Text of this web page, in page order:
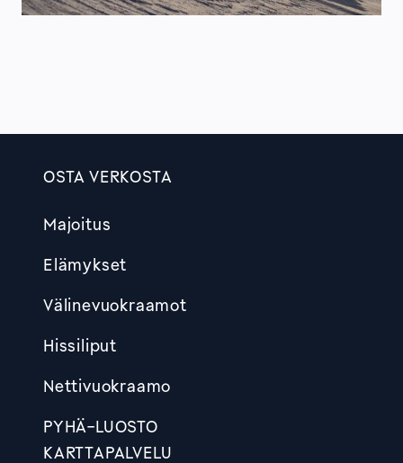
OSTA VERKOSTA
Majoitus
Elämykset
Välinevuokraamot
Hissiliput
Nettivuokraamo
PYHÄ-LUOSTO
KARTTAPALVELU